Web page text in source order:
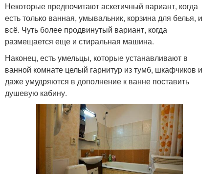
Некоторые предпочитают аскетичный вариант, когда
есть только ванная, умывальник, корзина для белья, и
всё. Чуть более продвинутый вариант, когда
размещается еще и стиральная машина.
Наконец, есть умельцы, которые устанавливают в
ванной комнате целый гарнитур из тумб, шкафчиков и
даже умудряются в дополнение к ванне поставить
душевую кабину.